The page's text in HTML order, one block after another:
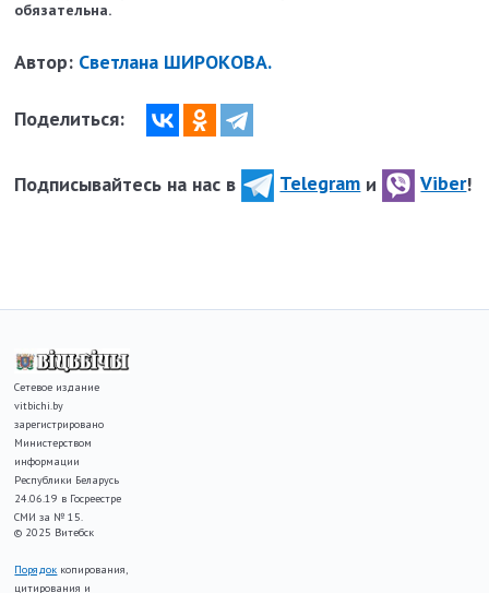
обязательна.
Автор: Светлана ШИРОКОВА.
Поделиться:
Подписывайтесь на нас в Telegram и Viber!
Сетевое издание
vitbichi.by
зарегистрировано
Министерством
информации
Республики Беларусь
24.06.19 в Госреестре
СМИ за № 15.
© 2025 Витебск
Порядок копирования,
цитирования и